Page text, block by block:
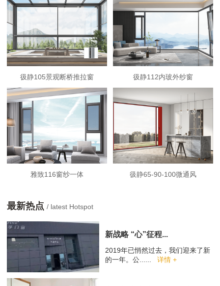
彶静105景观断桥推拉窗 彶静112内玻外纱窗
雅致116窗纱一体 彶静65-90-100微通风
最新热点/ latest Hotspot
新战略 “心”征程...
2019年已悄然过去，我们迎来了新
的一年。公......详情 +